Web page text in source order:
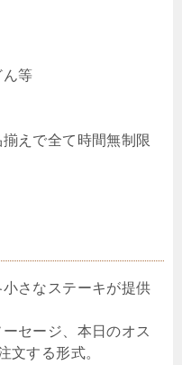
ん等
えで全て時間無制限
さなステーキが提供
セージ、本日のオス
文する形式。